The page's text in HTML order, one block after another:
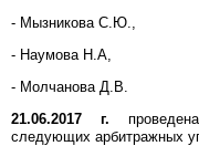
- Мызникова С.Ю.,
- Наумова Н.А,
- Молчанова Д.В.
21.06.2017 г.
следующих арбитражных